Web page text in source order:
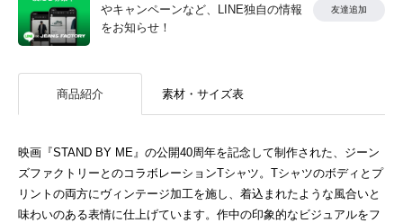
やキャンペーンなど、LINE独自の情報
をお知らせ！
友達追加
商品紹介 素材・サイズ表
映画『STAND BY ME』の公開40周年を記念して制作された、ジーン
ズファクトリーとのコラボレーションTシャツ。Tシャツのボディとプ
リントの両方にヴィンテージ加工を施し、着込まれたような風合いと
味わいのある表情に仕上げています。作中の印象的なビジュアルをフ